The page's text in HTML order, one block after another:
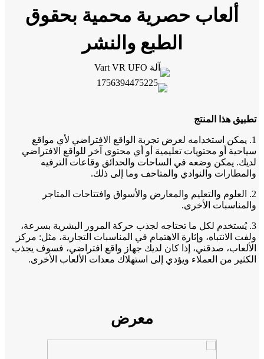
ألعاب حصرية محمية بحقوق
الطبع والنشر
تطبيق هذا المنتج
1. يمكن استخدامه لعرض تجربة الواقع الافتراضي لأي مواقع
سياحية أو محتويات تعليمية أو أي محتوى آخر للواقع الافتراضي
لديك. يمكن وضعه في الساحات والحدائق وقاعات الترفيه
والمطارات والنوادي والمتاحف وما إلى ذلك.
2. العلوم والتعليم والمعارض والأسواق وافتتاحات المتاجر
والمناسبات الأخرى.
3. يُستخدم لكل ما تحتاجه لجذب حركة المرور البشرية بسرعة،
ولفت الانتباه، وإثارة الاهتمام في المناسبات التجارية، مثل: مركز
الألعاب، صدقني، إذا كان لديك جهاز واقع افتراضي، فسوف يجذب
الكثير من العملاء ويؤدي إلى استهلاك معدات الألعاب الأخرى.
معرض